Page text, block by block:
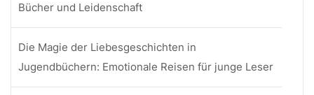
Bücher und Leidenschaft
Die Magie der Liebesgeschichten in
Jugendbüchern: Emotionale Reisen für junge Leser